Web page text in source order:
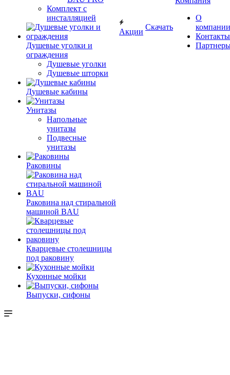
Комплект с
инсталляцией
Душевые уголки и
ограждения
Душевые уголки
Душевые шторки
Душевые кабины
Унитазы
Напольные
унитазы
Подвесные
унитазы
Раковины
Раковина над стиральной
машиной BAU
Кварцевые столешницы
под раковину
Кухонные мойки
Выпуски, сифоны
Акции
Скачать
О
компании
Контакты